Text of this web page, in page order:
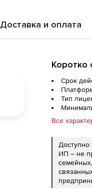
Доставка и оплата
Коротко
Срок
Тип
Все
ИП – не